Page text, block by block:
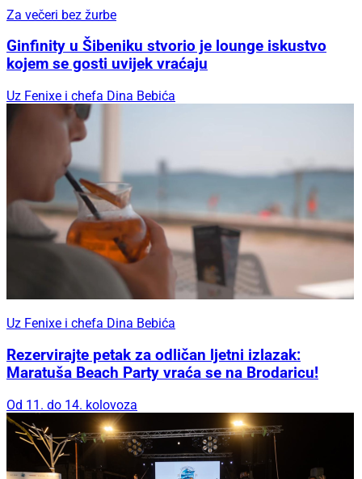
Za večeri bez žurbe
Ginfinity u Šibeniku stvorio je lounge iskustvo
kojem se gosti uvijek vraćaju
Uz Fenixe i chefa Dina Bebića
Uz Fenixe i chefa Dina Bebića
Rezervirajte petak za odličan ljetni izlazak:
Maratuša Beach Party vraća se na Brodaricu!
Od 11. do 14. kolovoza